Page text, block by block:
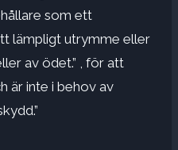
som ett
lämpligt utrymme eller
av ödet.” , för att
är inte i behov av